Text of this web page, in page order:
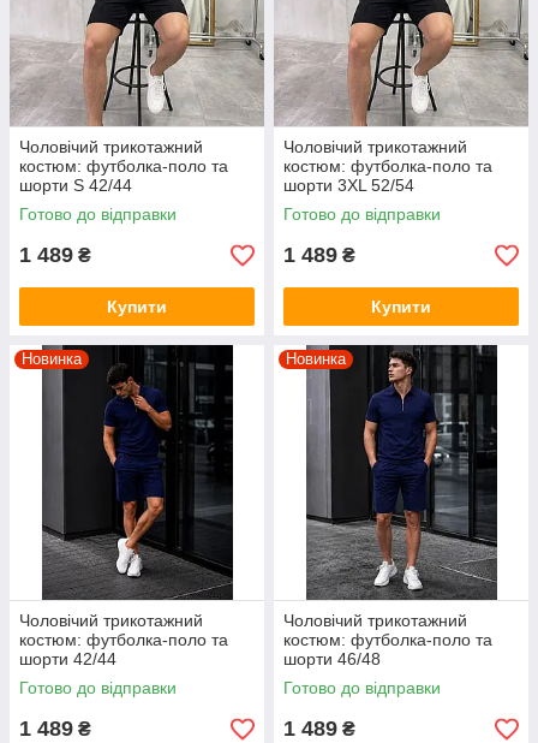
Чоловічий трикотажний
костюм: футболка-поло та
шорти S 42/44
Готово до відправки
1 489 ₴
Купити
Чоловічий трикотажний
костюм: футболка-поло та
шорти 3XL 52/54
Готово до відправки
1 489 ₴
Купити
Новинка
Чоловічий трикотажний
костюм: футболка-поло та
шорти 42/44
Готово до відправки
1 489 ₴
Новинка
Чоловічий трикотажний
костюм: футболка-поло та
шорти 46/48
Готово до відправки
1 489 ₴